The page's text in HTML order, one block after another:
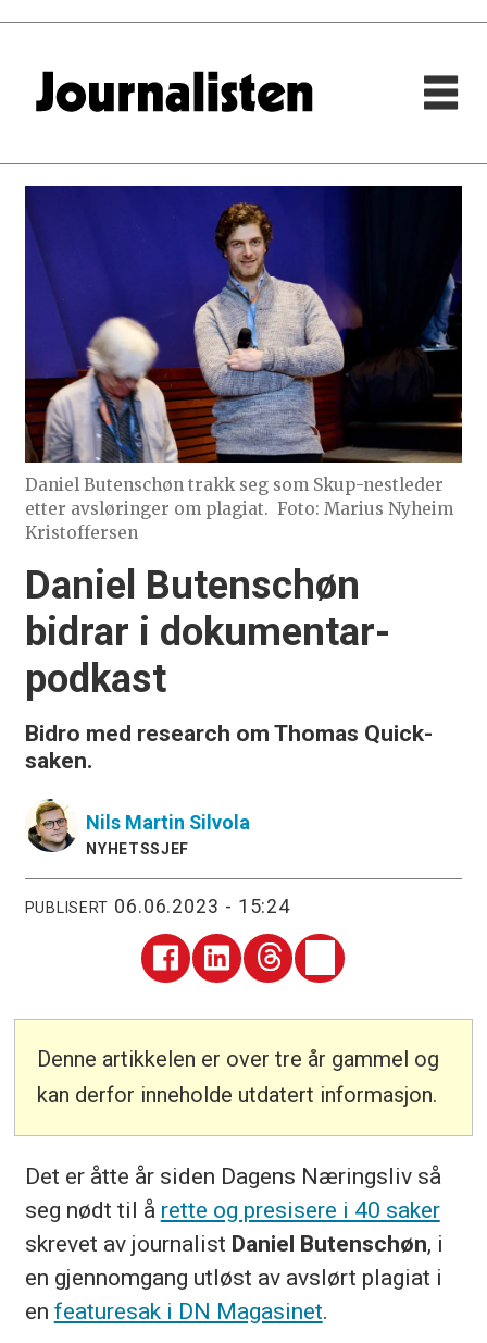
Daniel Butenschøn trakk seg som Skup-nestleder
etter avsløringer om plagiat. Foto: Marius Nyheim
Kristoffersen
Daniel Butenschøn
bidrar i dokumentar-
podkast
Bidro med research om Thomas Quick-
saken.
Nils Martin Silvola
NYHETSSJEF
PUBLISERT 06.06.2023 - 15:24
Denne artikkelen er over tre år gammel og
kan derfor inneholde utdatert informasjon.
Det er åtte år siden Dagens Næringsliv så
seg nødt til å rette og presisere i 40 saker
skrevet av journalist Daniel Butenschøn, i
en gjennomgang utløst av avslørt plagiat i
en featuresak i DN Magasinet.